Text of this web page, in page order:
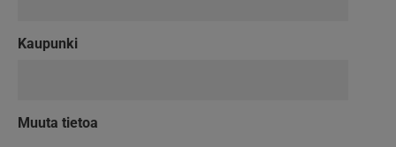
Kaupunki
Muuta tietoa